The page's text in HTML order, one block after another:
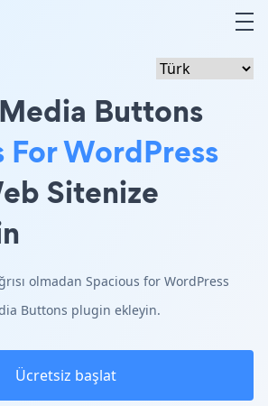
Buttons
For WordPress
Sitenize
olmadan Spacious for WordPress
Buttons plugin ekleyin.
Ücretsiz başlat